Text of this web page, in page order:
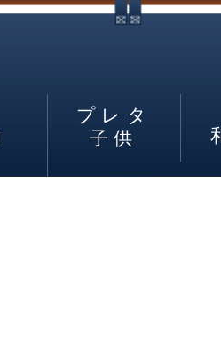
プレタ
子供